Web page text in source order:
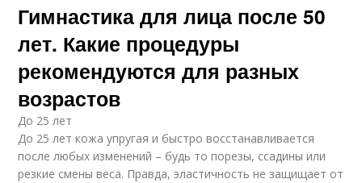
Гимнастика для лица после 50
лет. Какие процедуры
рекомендуются для разных
возрастов
До 25 лет
До 25 лет кожа упругая и быстро восстанавливается
после любых изменений – будь то порезы, ссадины или
резкие смены веса. Правда, эластичность не защищает от